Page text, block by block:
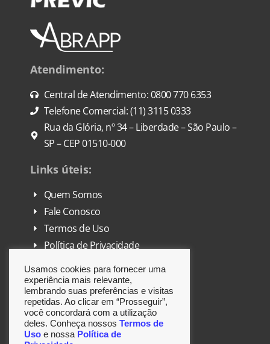
Atendimento:
Central de Atendimento: 0800 770 6353
Telefone Comercial: (11) 3115 0333
Rua da Glória, nº 34 – Liberdade – São Paulo –
SP – CEP 01510-000
Links úteis:
Quem Somos
Fale Conosco
Termos de Uso
Política de Privacidade
DPO
Siga-nos:
Usamos cookies para fornecer uma
experiência mais relevante,
lembrando suas preferências e visitas
repetidas. Ao clicar em “Prosseguir”,
você concordará com a utilização
deles. Conheça nossos Termos de
Uso e nossa Política de